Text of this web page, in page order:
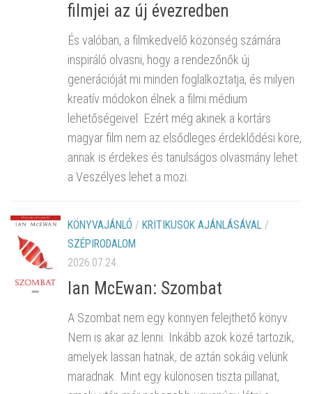
filmjei az új évezredben
És valóban, a filmkedvelő közönség számára
inspiráló olvasni, hogy a rendezőnők új
generációját mi minden foglalkoztatja, és milyen
kreatív módokon élnek a filmi médium
lehetőségeivel. Ezért még akinek a kortárs
magyar film nem az elsődleges érdeklődési köre,
annak is érdekes és tanulságos olvasmány lehet
a Veszélyes lehet a mozi.
KÖNYVAJÁNLÓ / KRITIKUSOK AJÁNLÁSÁVAL /
SZÉPIRODALOM
2026.07.24.
Ian McEwan: Szombat
A Szombat nem egy könnyen felejthető könyv.
Nem is akar az lenni. Inkább azok közé tartozik,
amelyek lassan hatnak, de aztán sokáig velünk
maradnak. Mint egy különösen tiszta pillanat,